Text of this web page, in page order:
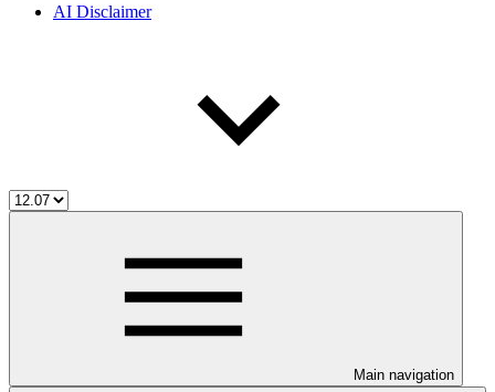
AI Disclaimer
Main navigation